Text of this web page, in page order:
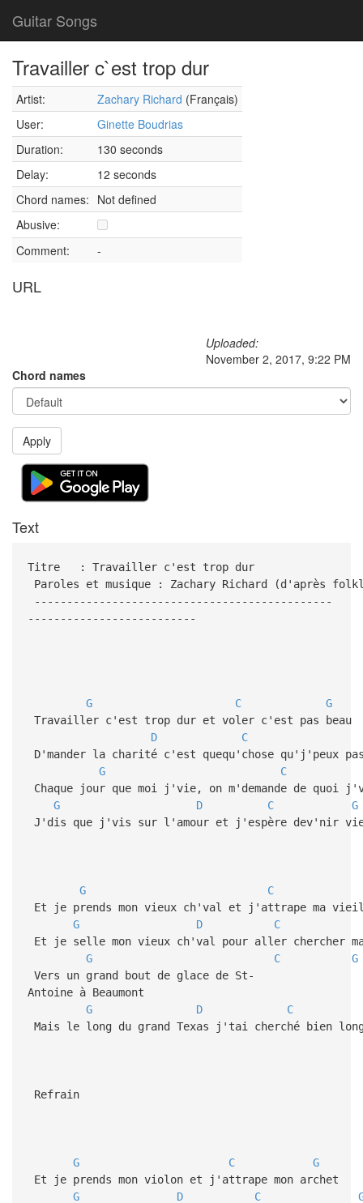
Guitar Songs
Travailler c`est trop dur
Artist: Zachary Richard (Français)
User:
Ginette Boudrias
Duration:
130 seconds
Delay:
12 seconds
Chord names: Not defined
Abusive:
Comment:
-
URL
Uploaded:
November 2, 2017, 9:22 PM
Chord names
Apply
Text
Titre : Travailler c'est trop dur
Paroles et musique : Zachary Richard (d'après
----------------------------------------------
--------------------------
G C
G
Travailler c'est trop dur et voler c'est pas beau
D
C
D'mander la charité c'est quequ'chose qu'j'peux
G
C
Chaque jour que moi j'vie, on m'demande de quoi
G
D C
G
J'dis que j'vis sur l'amour et j'espère dev'nir
G
C
Et je prends mon vieux ch'val et j'attrape ma
G
D
C
Et je selle mon vieux ch'val pour aller chercher
G
C
G
Vers un grand bout de glace de St-
Antoine à Beaumont
G
D
C
Mais le long du grand Texas j'tai cherché bien
Refrain
G C
G
Et je prends mon violon et j'attrape mon archet
G
D C